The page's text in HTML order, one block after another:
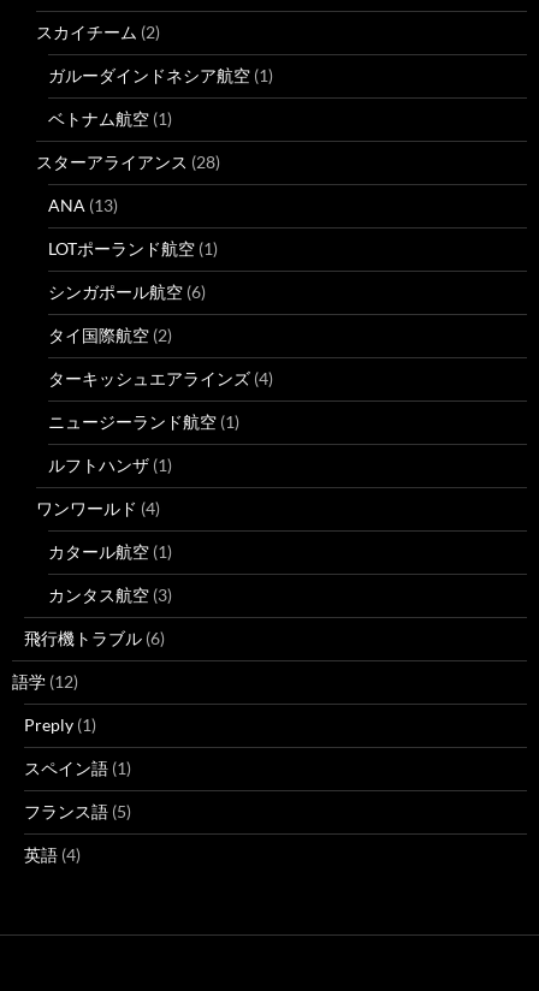
スカイチーム (2)
ガルーダインドネシア航空 (1)
ベトナム航空 (1)
スターアライアンス (28)
ANA (13)
LOTポーランド航空 (1)
シンガポール航空 (6)
タイ国際航空 (2)
ターキッシュエアラインズ (4)
ニュージーランド航空 (1)
ルフトハンザ (1)
ワンワールド (4)
カタール航空 (1)
カンタス航空 (3)
飛行機トラブル (6)
語学 (12)
Preply (1)
スペイン語 (1)
フランス語 (5)
英語 (4)